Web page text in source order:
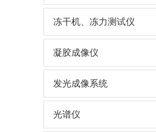
冻干机、冻力测试仪
凝胶成像仪
发光成像系统
光谱仪